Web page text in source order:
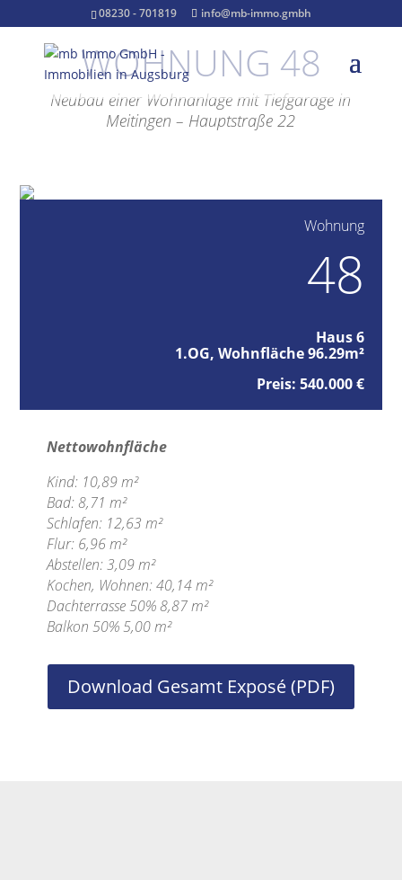
08230 - 701819 info@mb-immo.gmbh
WOHNUNG 48
Neubau einer Wohnanlage mit Tiefgarage in
Meitingen – Hauptstraße 22
Wohnung
48
Haus 6
1.OG, Wohnfläche 96.29m²
Preis: 540.000 €
Nettowohnfläche
Kind: 10,89 m²
Bad: 8,71 m²
Schlafen: 12,63 m²
Flur: 6,96 m²
Abstellen: 3,09 m²
Kochen, Wohnen: 40,14 m²
Dachterrasse 50% 8,87 m²
Balkon 50% 5,00 m²
Download Gesamt Exposé (PDF)